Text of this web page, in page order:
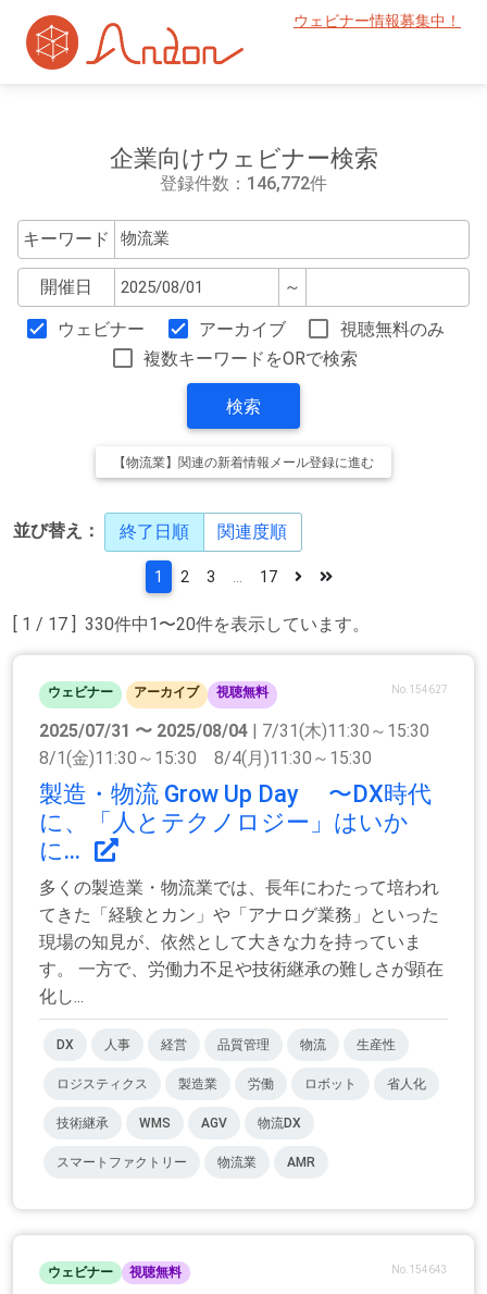
ウェビナー情報募集中！
企業向けウェビナー検索
登録件数：146,772件
キーワード
開催日 ～
ウェビナー アーカイブ
視聴無料のみ
複数キーワードをORで検索
検索
【物流業】関連の新着情報メール登録に進む
並び替え： 終了日順 関連度順
[ 1 / 17 ] 330件中1〜20件を表示しています。
1 2 3 17
ウェビナー アーカイブ 視聴無料 No.154627
2025/07/31 〜 2025/08/04 | 7/31(木)11:30～15:30
8/1(金)11:30～15:30 8/4(月)11:30～15:30
製造・物流 Grow Up Day 〜DX時代
に、「人とテクノロジー」はいか
に...
多くの製造業・物流業では、長年にわたって培われ
てきた「経験とカン」や「アナログ業務」といった
現場の知見が、依然として大きな力を持っていま
す。 一方で、労働力不足や技術継承の難しさが顕在
化し...
DX 人事 経営 品質管理 物流 生産性
ロジスティクス 製造業 労働 ロボット 省人化
技術継承 WMS AGV 物流DX
スマートファクトリー 物流業 AMR
ウェビナー 視聴無料 No.154643